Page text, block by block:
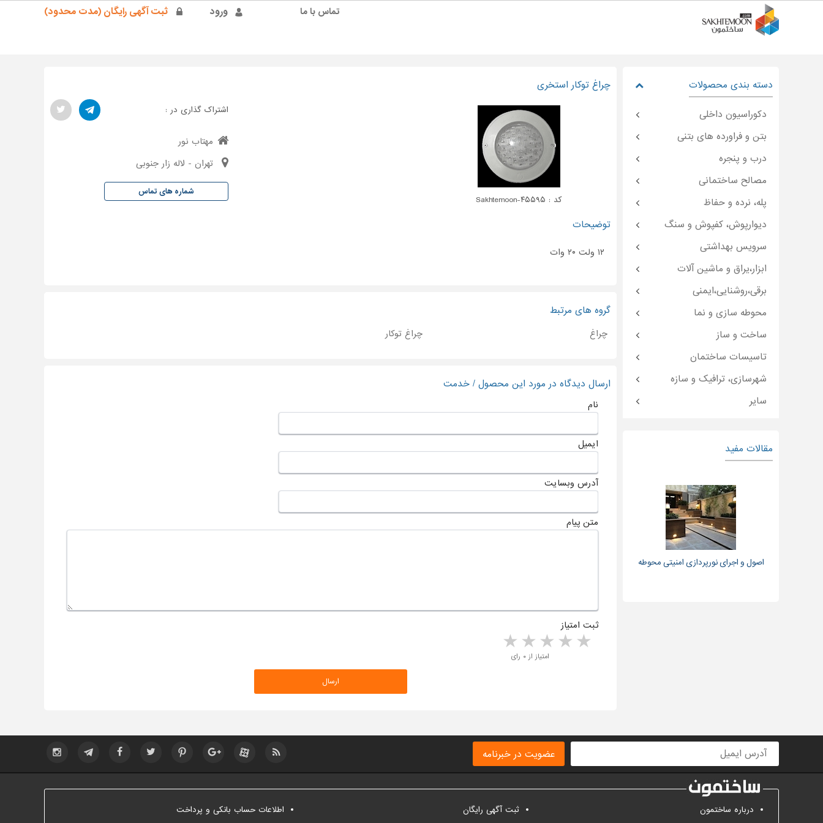
ورود ثبت آگهی رایگان (مدت محدود) تماس با ما
چراغ توکار استخری
کد : Sakhtemoon-۴۵۵۹۵
توضیحات
۱۲ ولت ۲۰ وات
اشتراک گذاری در :
مهتاب نور
تهران - لاله زار جنوبی
شماره های تماس
گروه های مرتبط
چراغ چراغ توکار
ارسال دیدگاه در مورد این محصول / خدمت
نام
ایمیل
آدرس وبسایت
متن پیام
ثبت امتیاز
4 stars 3 stars 2 stars 1 star امتیاز از ۰ رای
دسته بندی محصولات
دکوراسیون داخلی
بتن و فراورده های بتنی
درب و پنجره
مصالح ساختمانی
پله، نرده و حفاظ
دیوارپوش، کفپوش و سنگ
سرویس بهداشتی
ابزار،یراق و ماشین آلات
برقی،روشنایی،ایمنی
محوطه سازی و نما
ساخت و ساز
تاسیسات ساختمان
شهرسازی، ترافیک و سازه
سایر
مقالات مفید
اصول و اجرای نورپردازی امنیتی محوطه
عضویت در خبرنامه
درباره ساختمون ثبت آگهی رایگان اطلاعات حساب بانکی و پرداخت